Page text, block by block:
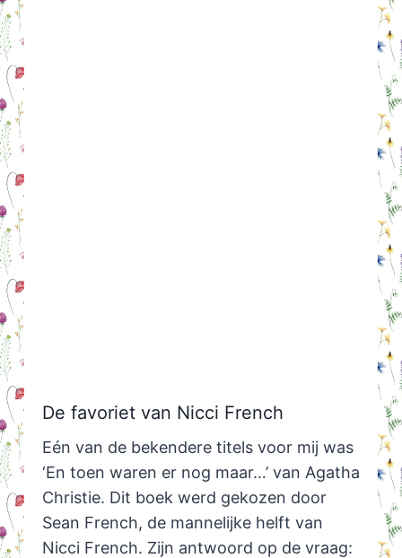
De favoriet van Nicci French
Eén van de bekendere titels voor mij was
‘En toen waren er nog maar…’ van Agatha
Christie. Dit boek werd gekozen door
Sean French, de mannelijke helft van
Nicci French. Zijn antwoord op de vraag: